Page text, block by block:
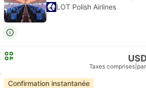
LOT Polish Airlines
Taxes comprises
Confirmation instantanée